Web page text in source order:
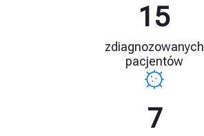
23
zdiagnozowanych
pacjentów
11